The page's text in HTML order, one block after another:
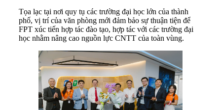
Tọa lạc tại nơi quy tụ các trường đại học lớn của thành
phố, vị trí của văn phòng mới đảm bảo sự thuận tiện để
FPT xúc tiến hợp tác đào tạo, hợp tác với các trường đại
học nhằm nâng cao nguồn lực CNTT của toàn vùng.